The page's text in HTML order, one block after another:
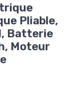
Pliable,
Batterie
Moteur